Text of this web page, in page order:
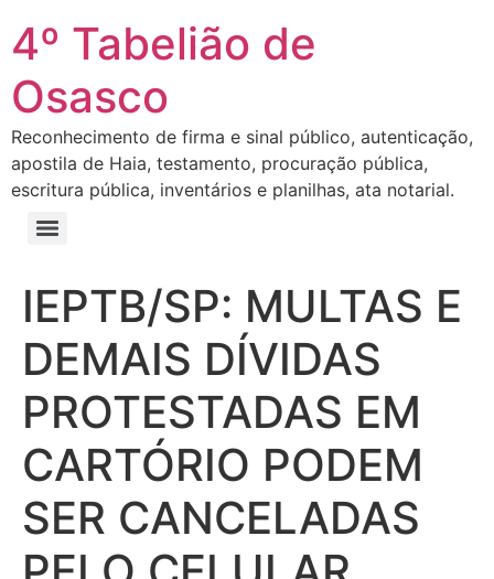
4º Tabelião de
Osasco
Reconhecimento de firma e sinal público, autenticação,
apostila de Haia, testamento, procuração pública,
escritura pública, inventários e planilhas, ata notarial.
IEPTB/SP: MULTAS E
DEMAIS DÍVIDAS
PROTESTADAS EM
CARTÓRIO PODEM
SER CANCELADAS